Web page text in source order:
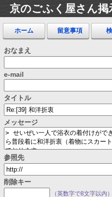
京のごふく屋さん掲
ホーム 留意事項
おなまえ
e-mail
タイトル
メッセージ
参照先
削除キー
（英数字で8文字以内）